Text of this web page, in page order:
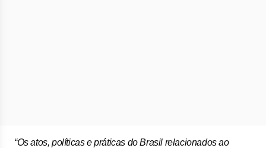
“Os atos, políticas e práticas do Brasil relacionados ao